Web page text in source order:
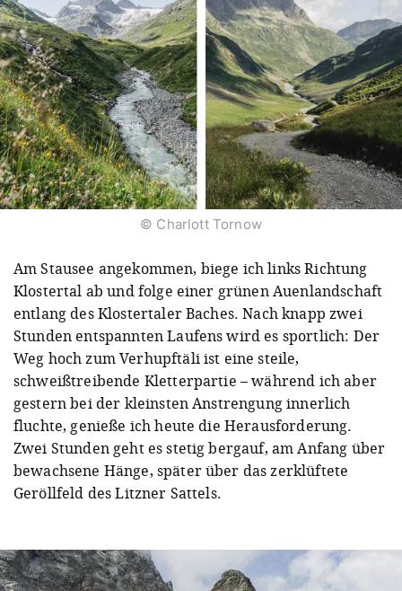
© Charlott Tornow
Am Stausee angekommen, biege ich links Richtung
Klostertal ab und folge einer grünen Auenlandschaft
entlang des Klostertaler Baches. Nach knapp zwei
Stunden entspannten Laufens wird es sportlich: Der
Weg hoch zum Verhupftäli ist eine steile,
schweißtreibende Kletterpartie – während ich aber
gestern bei der kleinsten Anstrengung innerlich
fluchte, genieße ich heute die Herausforderung.
Zwei Stunden geht es stetig bergauf, am Anfang über
bewachsene Hänge, später über das zerklüftete
Geröllfeld des Litzner Sattels.